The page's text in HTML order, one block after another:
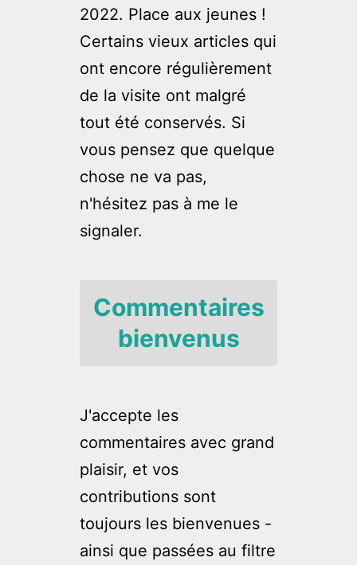
2022. Place aux jeunes !
Certains vieux articles qui
ont encore régulièrement
de la visite ont malgré
tout été conservés. Si
vous pensez que quelque
chose ne va pas,
n'hésitez pas à me le
signaler.
Commentaires
bienvenus
J'accepte les
commentaires avec grand
plaisir, et vos
contributions sont
toujours les bienvenues -
ainsi que passées au filtre